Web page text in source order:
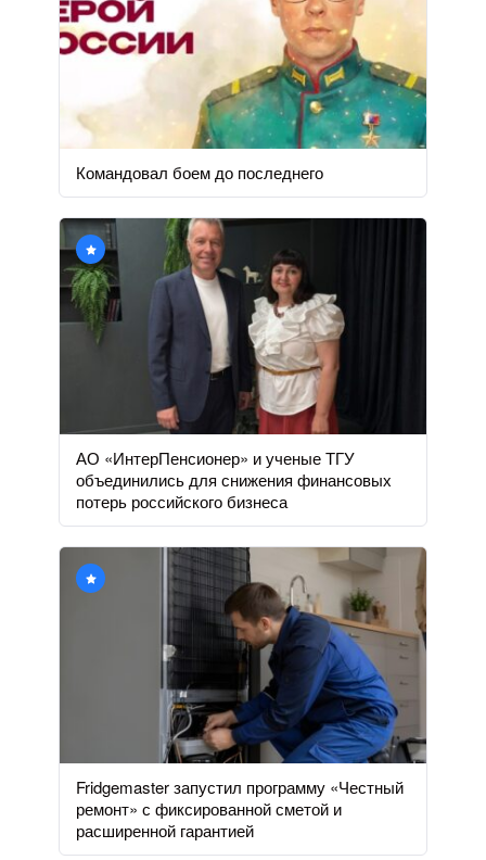
Командовал боем до последнего
АО «ИнтерПенсионер» и ученые ТГУ
объединились для снижения финансовых
потерь российского бизнеса
Fridgemaster запустил программу «Честный
ремонт» с фиксированной сметой и
расширенной гарантией